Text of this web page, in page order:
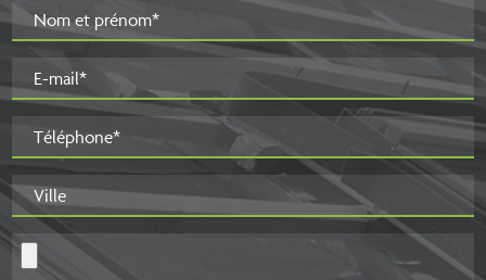
Nom et prénom*
E-mail*
Téléphone*
Ville